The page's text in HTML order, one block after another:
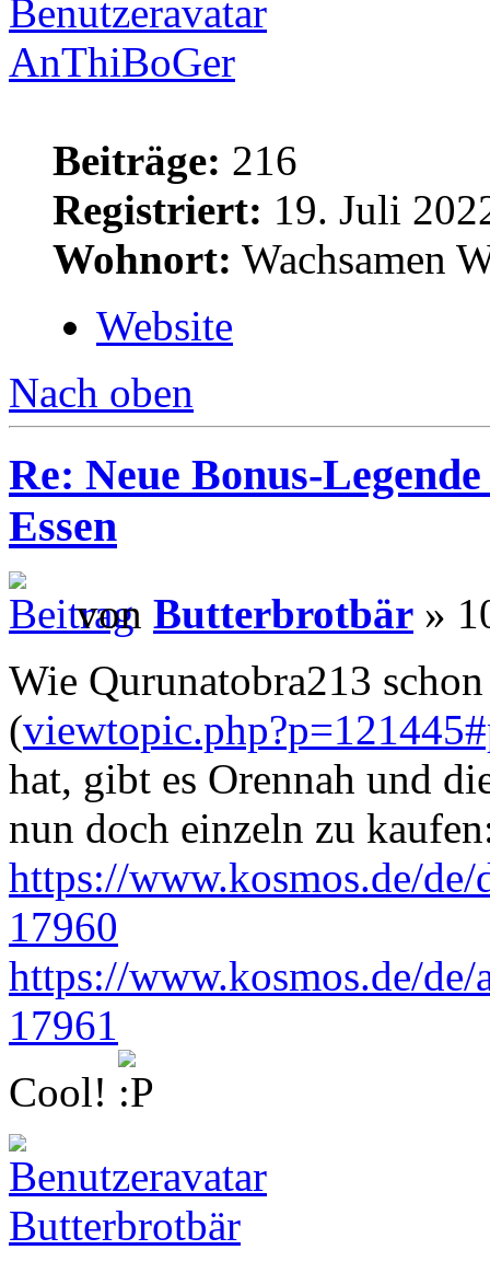
AnThiBoGer
Beiträge: 216
Registriert: 19. Juli
Wohnort: Wachsamen
Website
Nach oben
Re: Neue Bonus-
Essen
von Butterbrotbär »
Wie Qurunatobra213
(
hat, gibt es Orennah und
nun doch einzeln zu
https://www.kosmos.de/
17960
https://www.kosmos.de/
17961
Cool!
Butterbrotbär